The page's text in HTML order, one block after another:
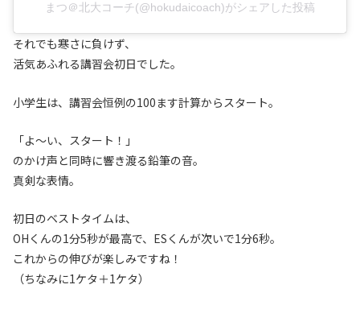
まつ＠北大コーチ(@hokudaicoach)がシェアした投稿
それでも寒さに負けず、
活気あふれる講習会初日でした。
小学生は、講習会恒例の100ます計算からスタート。
「よ〜い、スタート！」
のかけ声と同時に響き渡る鉛筆の音。
真剣な表情。
初日のベストタイムは、
OHくんの1分5秒が最高で、ESくんが次いで1分6秒。
これからの伸びが楽しみですね！
（ちなみに1ケタ＋1ケタ）